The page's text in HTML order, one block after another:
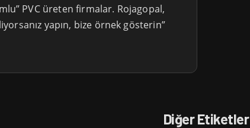
PVC üreten firmalar. Rojagopal,
yapın, bize örnek gösterin”
Diğer Etiketler